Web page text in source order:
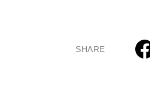
SHARE